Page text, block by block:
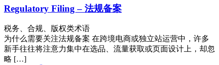
Regulatory Filing – 法规备案
税务、合规、版权类术语
为什么需要关注法规备案 在跨境电商或独立站运营中，许多
新手往往将注意力集中在选品、流量获取或页面设计上，却忽
略 […]